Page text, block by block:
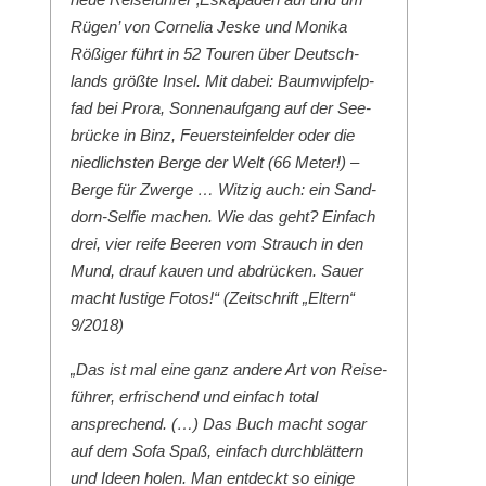
Rügen’ von Cor­nelia Jeske und Moni­ka
Rößiger führt in 52 Touren über Deutsch­
lands größte Insel. Mit dabei: Baumwipfelp­
fad bei Pro­ra, Son­nenauf­gang auf der See­
brücke in Binz, Feuer­ste­in­felder oder die
niedlich­sten Berge der Welt (66 Meter!) –
Berge für Zwerge … Witzig auch: ein Sand­
dorn-Self­ie machen. Wie das geht? Ein­fach
drei, vier reife Beeren vom Strauch in den
Mund, drauf kauen und abdrück­en. Sauer
macht lustige Fotos!“ (Zeitschrift „Eltern“
9/2018)
„Das ist mal eine ganz andere Art von Reise­
führer, erfrischend und ein­fach total
ansprechend. (…) Das Buch macht sog­ar
auf dem Sofa Spaß, ein­fach durch­blät­tern
und Ideen holen. Man ent­deckt so einige